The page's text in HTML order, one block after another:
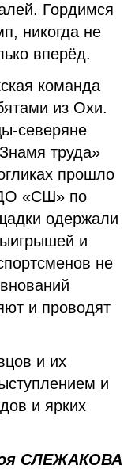
Гордимся
никогда не
вперёд.
команда
из Охи.
северяне
труда»
прошло
«СШ» по
одержали
и
не
и проводят
и их
и
и ярких
СЛЕЖАКОВА